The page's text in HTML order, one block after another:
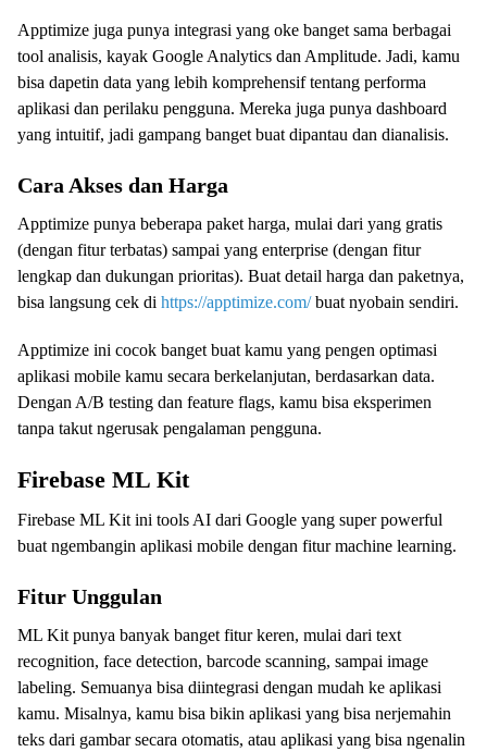
Apptimize juga punya integrasi yang oke banget sama berbagai
tool analisis, kayak Google Analytics dan Amplitude. Jadi, kamu
bisa dapetin data yang lebih komprehensif tentang performa
aplikasi dan perilaku pengguna. Mereka juga punya dashboard
yang intuitif, jadi gampang banget buat dipantau dan dianalisis.
Cara Akses dan Harga
Apptimize punya beberapa paket harga, mulai dari yang gratis
(dengan fitur terbatas) sampai yang enterprise (dengan fitur
lengkap dan dukungan prioritas). Buat detail harga dan paketnya,
bisa langsung cek di https://apptimize.com/buat nyobain sendiri.
Apptimize ini cocok banget buat kamu yang pengen optimasi
aplikasi mobile kamu secara berkelanjutan, berdasarkan data.
Dengan A/B testing dan feature flags, kamu bisa eksperimen
tanpa takut ngerusak pengalaman pengguna.
Firebase ML Kit
Firebase ML Kit ini tools AI dari Google yang super powerful
buat ngembangin aplikasi mobile dengan fitur machine learning.
Fitur Unggulan
ML Kit punya banyak banget fitur keren, mulai dari text
recognition, face detection, barcode scanning, sampai image
labeling. Semuanya bisa diintegrasi dengan mudah ke aplikasi
kamu. Misalnya, kamu bisa bikin aplikasi yang bisa nerjemahin
teks dari gambar secara otomatis, atau aplikasi yang bisa ngenalin